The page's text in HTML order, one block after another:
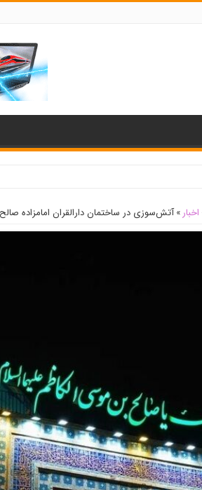
اخبار » آتش‌سوزی در ساختمان دارالقران امامزاده